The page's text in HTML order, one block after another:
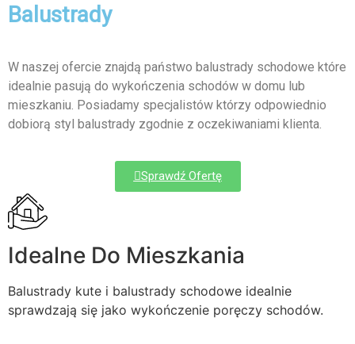
Balustrady
W naszej ofercie znajdą państwo balustrady schodowe które
idealnie pasują do wykończenia schodów w domu lub
mieszkaniu. Posiadamy specjalistów którzy odpowiednio
dobiorą styl balustrady zgodnie z oczekiwaniami klienta.
Sprawdź Ofertę
Idealne Do Mieszkania
Balustrady kute i balustrady schodowe idealnie
sprawdzają się jako wykończenie poręczy schodów.